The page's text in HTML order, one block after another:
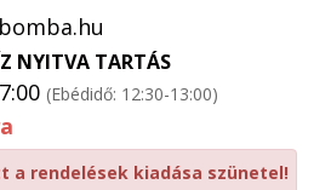
NYITVA TARTÁS
(Ebédidő: 12:30-13:00)
a rendelések kiadása szünetel!